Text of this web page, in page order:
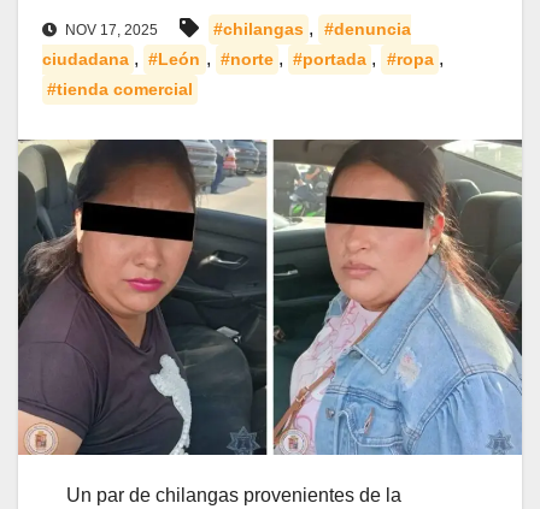
NOV 17, 2025 #chilangas ,
#denuncia
ciudadana , #León , #norte , #portada , #ropa ,
#tienda comercial
Un par de chilangas provenientes de la